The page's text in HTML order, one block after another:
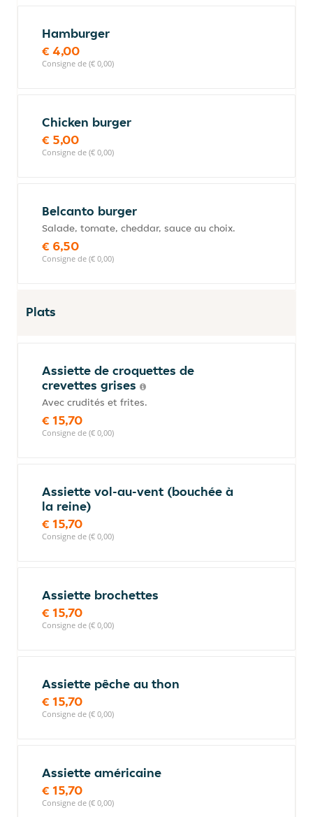
Hamburger
€ 4,00
Consigne de (€ 0,00)
Chicken burger
€ 5,00
Consigne de (€ 0,00)
Belcanto burger
Salade, tomate, cheddar, sauce au choix.
€ 6,50
Consigne de (€ 0,00)
Plats
Assiette de croquettes de
crevettes grises
Avec crudités et frites.
€ 15,70
Consigne de (€ 0,00)
Assiette vol-au-vent (bouchée à
la reine)
€ 15,70
Consigne de (€ 0,00)
Assiette brochettes
€ 15,70
Consigne de (€ 0,00)
Assiette pêche au thon
€ 15,70
Consigne de (€ 0,00)
Assiette américaine
€ 15,70
Consigne de (€ 0,00)